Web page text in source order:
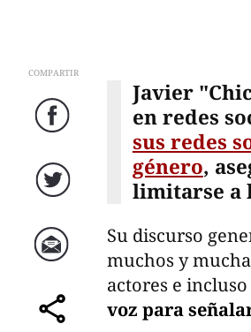
COMPARTIR
Facebook
Twitter
Correo
comparte
Javier
en redes
sus redes
género,
limitarse a
Su discurso
muchos y
actores e incluso
voz para